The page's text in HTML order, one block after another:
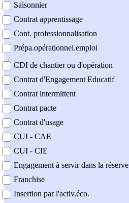
Saisonnier
Contrat apprentissage
Cont. professionnalisation
Prépa.opérationnel.emploi
CDI de chantier ou d'opération
Contrat d'Engagement Educatif
Contrat intermittent
Contrat pacte
Contrat d'usage
CUI - CAE
CUI - CIE
Engagement à servir dans la réserve
Franchise
Insertion par l'activ.éco.